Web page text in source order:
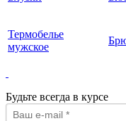
Термобелье
мужское
Будьте всегда в курсе